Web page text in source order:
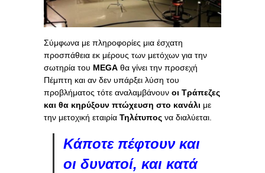
Σύμφωνα με πληροφορίες μια έσχατη
προσπάθεια εκ μέρους των μετόχων για την
σωτηρία του MEGA θα γίνει την προσεχή
Πέμπτη και αν δεν υπάρξει λύση του
προβλήματος τότε αναλαμβάνουν οι Τράπεζες
και θα κηρύξουν πτώχευση στο κανάλι με
την μετοχική εταιρία Τηλέτυπος να διαλύεται.
Κάποτε πέφτουν και
οι δυνατοί, και κατά